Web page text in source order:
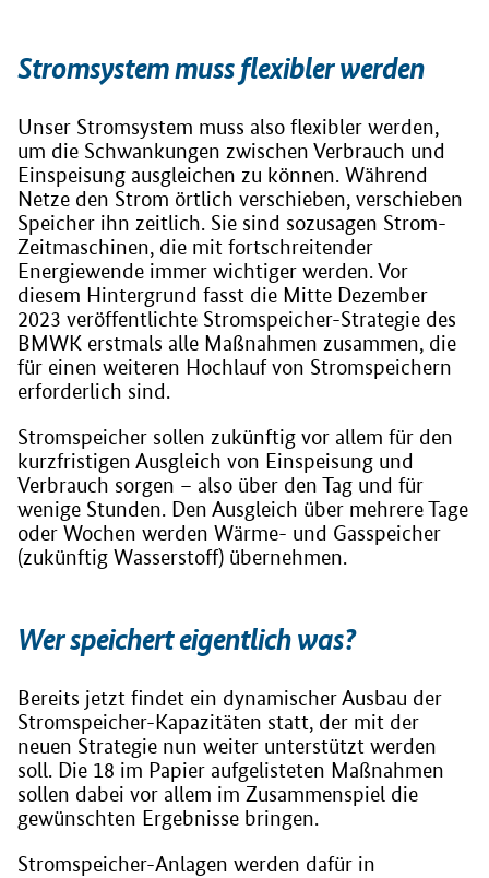
Stromsystem muss flexibler werden
Unser Stromsystem muss also flexibler werden,
um die Schwankungen zwischen Verbrauch und
Einspeisung ausgleichen zu können. Während
Netze den Strom örtlich verschieben, verschieben
Speicher ihn zeitlich. Sie sind sozusagen Strom-
Zeitmaschinen, die mit fortschreitender
Energiewende immer wichtiger werden. Vor
diesem Hintergrund fasst die Mitte Dezember
2023 veröffentlichte Stromspeicher-Strategie des
BMWK erstmals alle Maßnahmen zusammen, die
für einen weiteren Hochlauf von Stromspeichern
erforderlich sind.
Stromspeicher sollen zukünftig vor allem für den
kurzfristigen Ausgleich von Einspeisung und
Verbrauch sorgen – also über den Tag und für
wenige Stunden. Den Ausgleich über mehrere Tage
oder Wochen werden Wärme- und Gasspeicher
(zukünftig Wasserstoff) übernehmen.
Wer speichert eigentlich was?
Bereits jetzt findet ein dynamischer Ausbau der
Stromspeicher-Kapazitäten statt, der mit der
neuen Strategie nun weiter unterstützt werden
soll. Die 18 im Papier aufgelisteten Maßnahmen
sollen dabei vor allem im Zusammenspiel die
gewünschten Ergebnisse bringen.
Stromspeicher-Anlagen werden dafür in